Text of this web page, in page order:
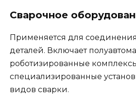
Сварочное
Применяется для
деталей. Включает
роботизированные
специализированные
видов сварки.